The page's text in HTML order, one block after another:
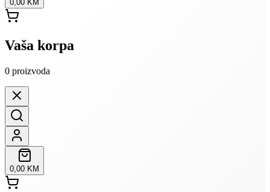
0,00 KM
Vaša korpa
0 proizvoda
0,00 KM